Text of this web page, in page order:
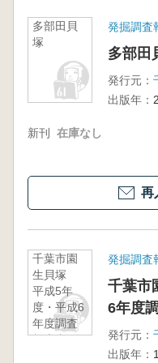
多部田貝
塚
発掘調査
多部田
発行元：
出版年：
新刊 在庫なし
再
千葉市園
生貝塚
平成5年
度・平成6
年度調査
報告書
発掘調査
千葉市
6年度
発行元：
出版年：